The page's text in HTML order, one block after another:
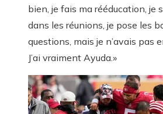
bien, je fais ma rééducation, je
dans les réunions, je pose les
questions, mais je n’avais pas
J’ai vraiment Ayuda.»